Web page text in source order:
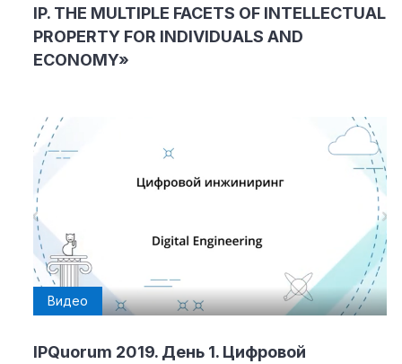
IP. THE MULTIPLE FACETS OF INTELLECTUAL
PROPERTY FOR INDIVIDUALS AND
ECONOMY»
Видео
IPQuorum 2019. День 1. Цифровой